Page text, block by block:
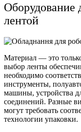
Оборудование
лентой
Материал — это
выбор ленты
необходимо
инструменты,
машины, устройства
соединений. Разные
могут требовать
технологии упаковки.